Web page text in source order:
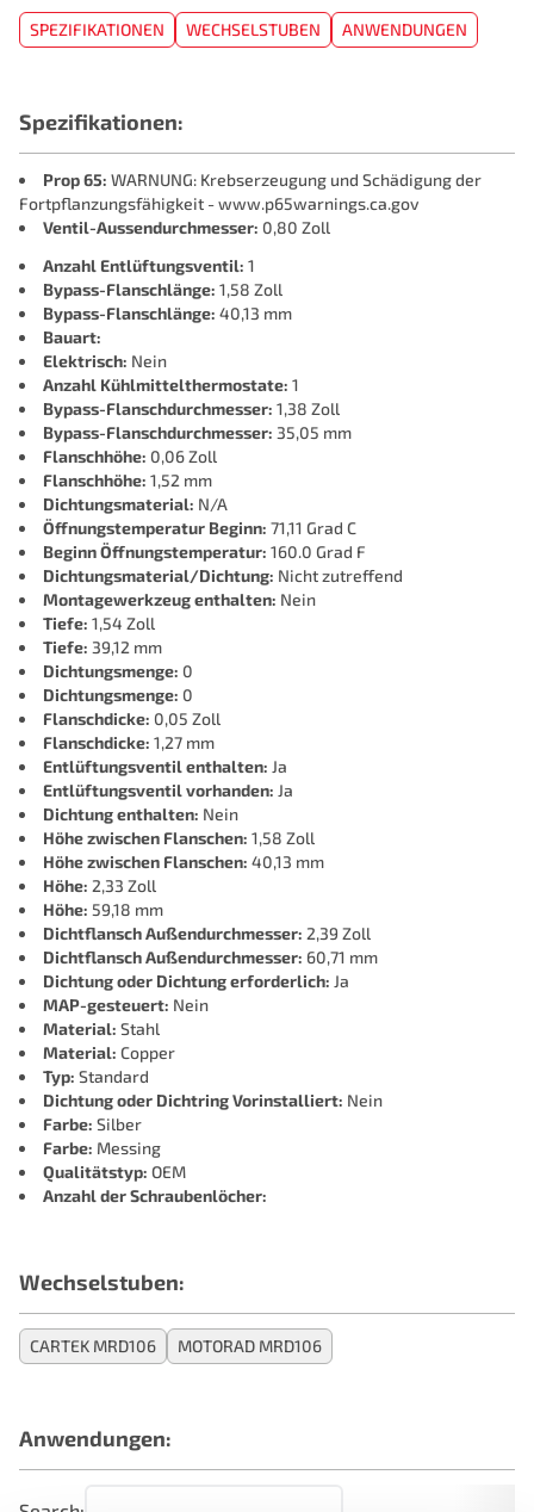
SPEZIFIKATIONEN WECHSELSTUBEN ANWENDUNGEN
Spezifikationen:
Prop 65: WARNUNG: Krebserzeugung und Schädigung der
Fortpflanzungsfähigkeit - www.p65warnings.ca.gov
Ventil-Aussendurchmesser: 0,80 Zoll
Anzahl Entlüftungsventil: 1
Bypass-Flanschlänge: 1,58 Zoll
Bypass-Flanschlänge: 40,13 mm
Bauart:
Elektrisch: Nein
Anzahl Kühlmittelthermostate: 1
Bypass-Flanschdurchmesser: 1,38 Zoll
Bypass-Flanschdurchmesser: 35,05 mm
Flanschhöhe: 0,06 Zoll
Flanschhöhe: 1,52 mm
Dichtungsmaterial: N/A
Öffnungstemperatur Beginn: 71,11 Grad C
Beginn Öffnungstemperatur: 160.0 Grad F
Dichtungsmaterial/Dichtung: Nicht zutreffend
Montagewerkzeug enthalten: Nein
Tiefe: 1,54 Zoll
Tiefe: 39,12 mm
Dichtungsmenge: 0
Dichtungsmenge: 0
Flanschdicke: 0,05 Zoll
Flanschdicke: 1,27 mm
Entlüftungsventil enthalten: Ja
Entlüftungsventil vorhanden: Ja
Dichtung enthalten: Nein
Höhe zwischen Flanschen: 1,58 Zoll
Höhe zwischen Flanschen: 40,13 mm
Höhe: 2,33 Zoll
Höhe: 59,18 mm
Dichtflansch Außendurchmesser: 2,39 Zoll
Dichtflansch Außendurchmesser: 60,71 mm
Dichtung oder Dichtung erforderlich: Ja
MAP-gesteuert: Nein
Material: Stahl
Material: Copper
Typ: Standard
Dichtung oder Dichtring Vorinstalliert: Nein
Farbe: Silber
Farbe: Messing
Qualitätstyp: OEM
Anzahl der Schraubenlöcher:
Wechselstuben:
CARTEK MRD106 MOTORAD MRD106
Anwendungen: